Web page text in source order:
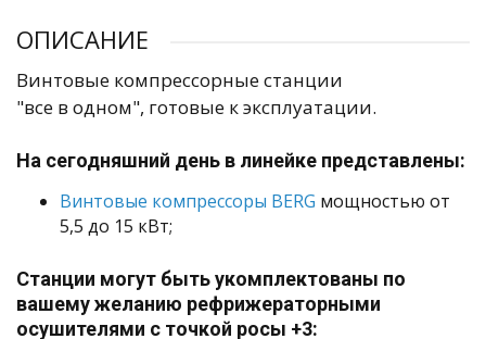
ОПИСАНИЕ
Винтовые компрессорные станции
"все в одном", готовые к эксплуатации.
На сегодняшний день в линейке представлены:
Винтовые компрессоры BERG мощностью от
5,5 до 15 кВт;
Станции могут быть укомплектованы по
вашему желанию рефрижераторными
осушителями с точкой росы +3: